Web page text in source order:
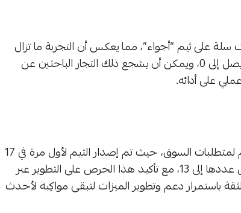
على ثيم “أجواء”، مما يعكس أن التجربة ما تزال
جديدة عند جمهور المستخدمين 0 مع حجم مراجعات يصل إلى 0، ويمكن أن يشجع ذلك التجار الباحثين عن
على أدائه.
يركز مطورو “أجواء” على تقديم الثيم بشكل متجدد وداعم لمتطلبات السوق، حيث تم إصدار الثيم لأول مرة في 17
ديسمبر 2025، كما حظي بسلسلة من التحديثات التي يصل عددها إلى 13، مع تأكيد هذا الحرص على التطوير عبر
مايو 2026، مما يمنح التجار الثقة باستمرار دعم وتطوير الميزات لتبقى مواكِبة لأحدث